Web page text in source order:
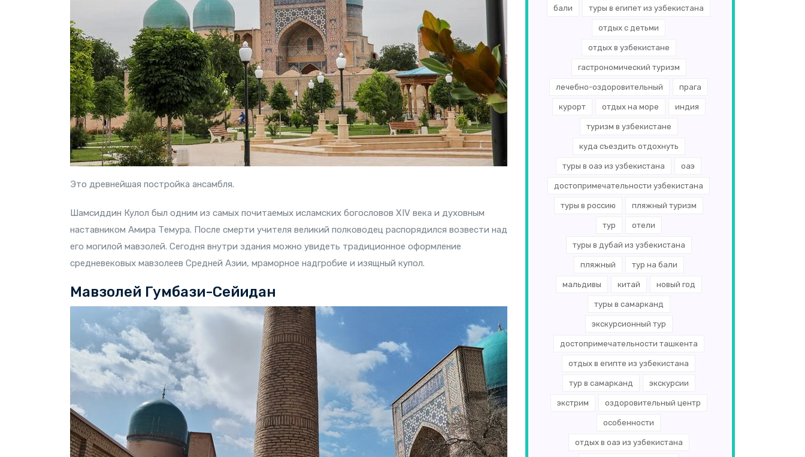
Это древнейшая постройка ансамбля.
Шамсиддин Кулол был одним из самых почитаемых исламских богословов XIV века и духовным
наставником Амира Темура. После смерти учителя великий полководец распорядился возвести над
его могилой мавзолей. Сегодня внутри здания можно увидеть традиционное оформление
средневековых мавзолеев Средней Азии, мраморное надгробие и изящный купол.
Мавзолей Гумбази-Сейидан
бали туры в египет из узбекистана
отдых с детьми
отдых в узбекистане
гастрономический туризм
лечебно-оздоровительный прага
курорт отдых на море индия
туризм в узбекистане
куда съездить отдохнуть
туры в оаэ из узбекистана оаэ
достопримечательности узбекистана
туры в россию пляжный туризм
тур отели
туры в дубай из узбекистана
пляжный тур на бали
мальдивы китай новый год
туры в самарканд
экскурсионный тур
достопримечательности ташкента
отдых в египте из узбекистана
тур в самарканд экскурсии
экстрим оздоровительный центр
особенности
отдых в оаэ из узбекистана